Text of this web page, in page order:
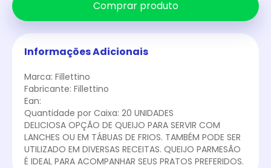
Comprar produto
Informações Adicionais
Marca: Fillettino
Fabricante: Fillettino
Ean:
Quantidade por Caixa: 20 UNIDADES
DELICIOSA OPÇÃO DE QUEIJO PARA SERVIR COM
LANCHES OU EM TÁBUAS DE FRIOS. TAMBÉM PODE SER
UTILIZADO EM DIVERSAS RECEITAS. QUEIJO PARMESÃO
É IDEAL PARA ACOMPANHAR SEUS PRATOS PREFERIDOS.